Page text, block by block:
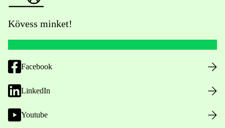
Kövess minket!
Facebook
LinkedIn
Youtube